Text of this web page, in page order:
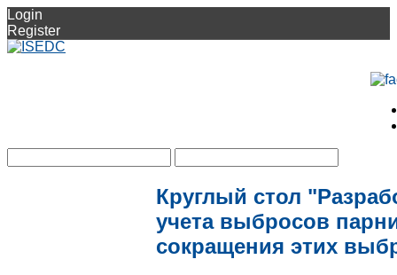
Login
Register
Круглый стол
учета выбросов
сокращения этих